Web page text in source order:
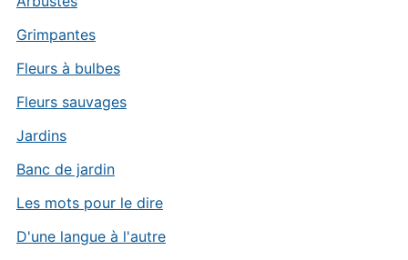
Grimpantes
Fleurs à bulbes
Fleurs sauvages
Jardins
Banc de jardin
Les mots pour le dire
D'une langue à l'autre